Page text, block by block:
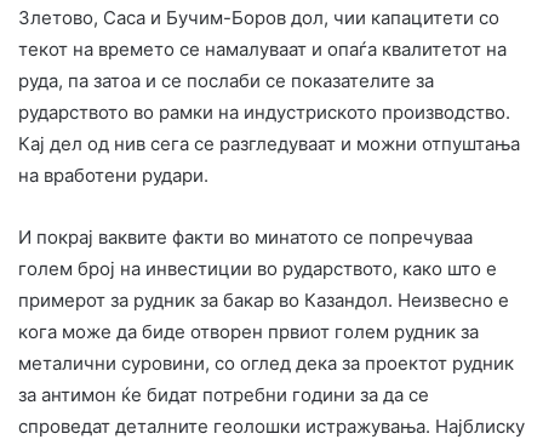
Злетово, Саса и Бучим-Боров дол, чии капацитети со
текот на времето се намалуваат и опаѓа квалитетот на
руда, па затоа и се послаби се показателите за
рударството во рамки на индустриското производство.
Кај дел од нив сега се разгледуваат и можни отпуштања
на вработени рудари.
И покрај ваквите факти во минатото се попречуваа
голем број на инвестиции во рударството, како што е
примерот за рудник за бакар во Казандол. Неизвесно е
кога може да биде отворен првиот голем рудник за
металични суровини, со оглед дека за проектот рудник
за антимон ќе бидат потребни години за да се
спроведат деталните геолошки истражувања. Најблиску